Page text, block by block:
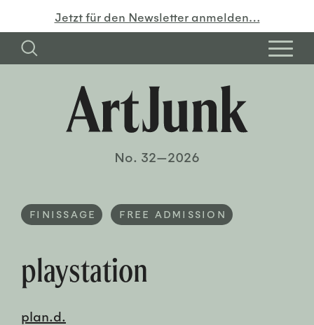
Jetzt für den Newsletter anmelden…
No. 32—2026
FINISSAGE FREE ADMISSION
playstation
plan.d.